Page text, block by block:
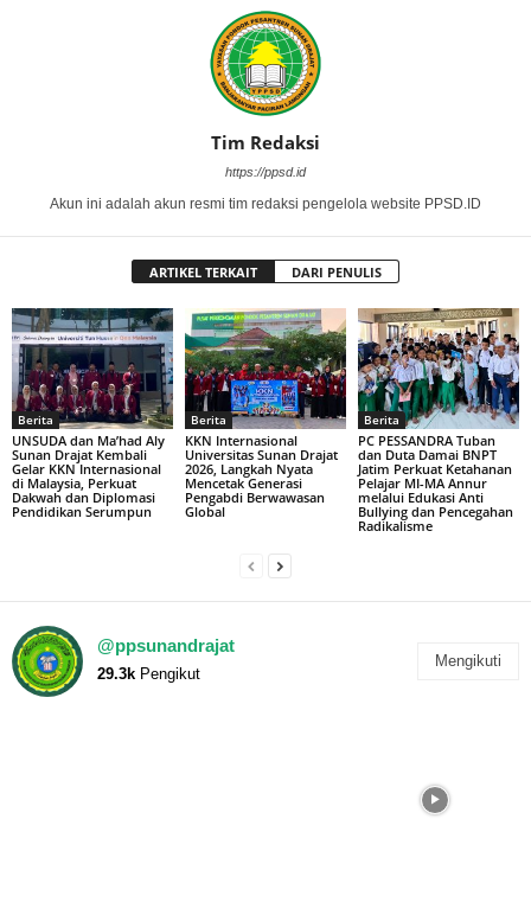
Tim Redaksi
https://ppsd.id
Akun ini adalah akun resmi tim redaksi pengelola website PPSD.ID
ARTIKEL TERKAIT DARI PENULIS
Berita
UNSUDA dan Ma’had Aly
Sunan Drajat Kembali
Gelar KKN Internasional
di Malaysia, Perkuat
Dakwah dan Diplomasi
Pendidikan Serumpun
Berita
KKN Internasional
Universitas Sunan Drajat
2026, Langkah Nyata
Mencetak Generasi
Pengabdi Berwawasan
Global
Berita
PC PESSANDRA Tuban
dan Duta Damai BNPT
Jatim Perkuat Ketahanan
Pelajar MI-MA Annur
melalui Edukasi Anti
Bullying dan Pencegahan
Radikalisme
@ppsunandrajat
29.3k Pengikut
Mengikuti